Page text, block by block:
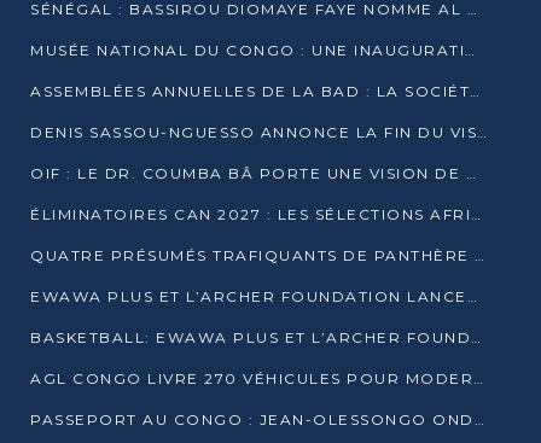
SÉNÉGAL : BASSIROU DIOMAYE FAYE NOMME AL AMINOU LÔ PREMIER MINISTRE
MUSÉE NATIONAL DU CONGO : UNE INAUGURATION PORTEUSE D’ESPOIR POUR LA CULTURE
ASSEMBLÉES ANNUELLES DE LA BAD : LA SOCIÉTÉ CIVILE CONGOLAISE À LA RECHERCHE DE PARTENAIRES POUR SES PROJETS
DENIS SASSOU-NGUESSO ANNONCE LA FIN DU VISA POUR LES AFRICAINS EN 2027
OIF : LE DR. COUMBA BÂ PORTE UNE VISION DE DIALOGUE, DE STABILITÉ ET DE RÉFORME À LA TÊTE
ÉLIMINATOIRES CAN 2027 : LES SÉLECTIONS AFRICAINES CONNAISSENT LEURS ADVERSAIRES
QUATRE PRÉSUMÉS TRAFIQUANTS DE PANTHÈRE ARRÊTÉS À EWO
EWAWA PLUS ET L’ARCHER FOUNDATION LANCENT UN CAMP DE BASKET POUR LES JEUNES À BRAZZAVILLE
BASKETBALL: EWAWA PLUS ET L’ARCHER FOUNDATION LANCENT UN CAMP POUR LES JEUNES
AGL CONGO LIVRE 270 VÉHICULES POUR MODERNISER LE TRANSPORT URBAIN
PASSEPORT AU CONGO : JEAN-OLESSONGO ONDAYE VEUT METTRE FIN AUX LENTEURS ADMINISTRATIVES